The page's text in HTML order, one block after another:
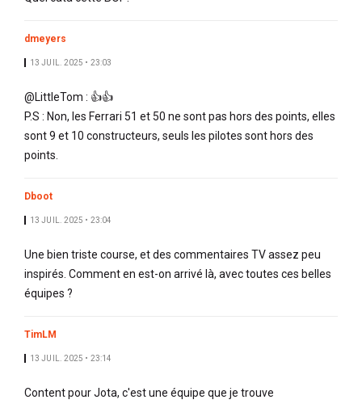
dmeyers
13 JUIL. 2025 • 23:03
@LittleTom : 👍👍
P.S : Non, les Ferrari 51 et 50 ne sont pas hors des points, elles
sont 9 et 10 constructeurs, seuls les pilotes sont hors des
points.
Dboot
13 JUIL. 2025 • 23:04
Une bien triste course, et des commentaires TV assez peu
inspirés. Comment en est-on arrivé là, avec toutes ces belles
équipes ?
TimLM
13 JUIL. 2025 • 23:14
Content pour Jota, c'est une équipe que je trouve